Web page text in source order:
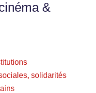
&
solidarités